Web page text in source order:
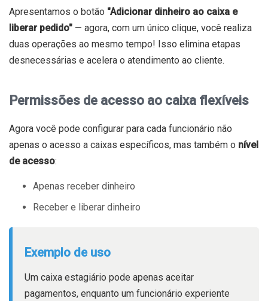
Apresentamos o botão "Adicionar dinheiro ao caixa e
liberar pedido" — agora, com um único clique, você realiza
duas operações ao mesmo tempo! Isso elimina etapas
desnecessárias e acelera o atendimento ao cliente.
Permissões de acesso ao caixa flexíveis
Agora você pode configurar para cada funcionário não
apenas o acesso a caixas específicos, mas também o nível
de acesso:
Apenas receber dinheiro
Receber e liberar dinheiro
Exemplo de uso
Um caixa estagiário pode apenas aceitar
pagamentos, enquanto um funcionário experiente